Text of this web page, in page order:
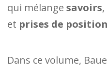
qui mélange savoirs,
et prises de position
Dans ce volume,